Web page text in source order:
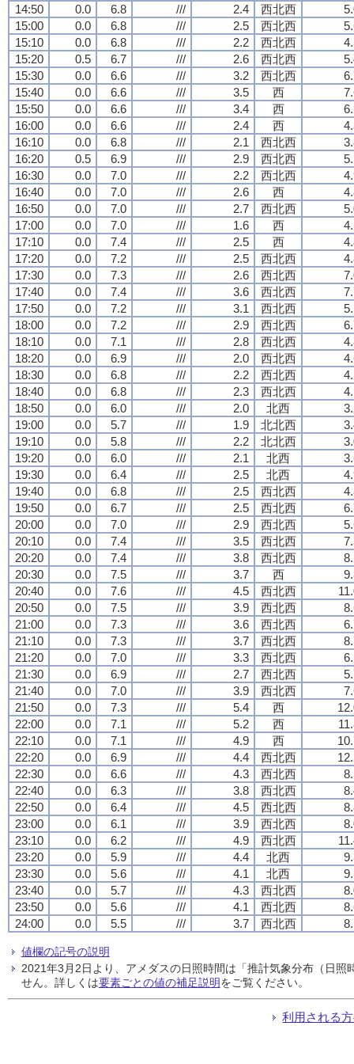
14:50 0.0 6.8 /// 2.4 西北西
15:00
0.0 6.8 /// 2.5 西北西
15:10
0.0 6.8 /// 2.2 西北西
15:20
0.5 6.7 /// 2.6 西北西
15:30
0.0 6.6 /// 3.2 西北西
15:40
0.0 6.6 /// 3.5 西
15:50
0.0 6.6 /// 3.4 西
16:00
0.0 6.6 /// 2.4 西
16:10
0.0 6.8 /// 2.1 西北西
16:20
0.5 6.9 /// 2.9 西北西
16:30
0.0 7.0 /// 2.2 西北西
16:40
0.0 7.0 /// 2.6 西
16:50
0.0 7.0 /// 2.7 西北西
17:00
0.0 7.0 /// 1.6 西
17:10
0.0 7.4 /// 2.5 西
17:20
0.0 7.2 /// 2.5 西北西
17:30
0.0 7.3 /// 2.6 西北西
17:40
0.0 7.4 /// 3.6 西北西
17:50
0.0 7.2 /// 3.1 西北西
18:00
0.0 7.2 /// 2.9 西北西
18:10
0.0 7.1 /// 2.8 西北西
18:20
0.0 6.9 /// 2.0 西北西
18:30
0.0 6.8 /// 2.2 西北西
18:40
0.0 6.8 /// 2.3 西北西
18:50
0.0 6.0 /// 2.0 北西
19:00
0.0 5.7 /// 1.9 北北西
19:10
0.0 5.8 /// 2.2 北北西
19:20
0.0 6.0 /// 2.1 北西
19:30
0.0 6.4 /// 2.5 北西
19:40
0.0 6.8 /// 2.5 西北西
19:50
0.0 6.7 /// 2.5 西北西
20:00
0.0 7.0 /// 2.9 西北西
20:10
0.0 7.4 /// 3.5 西北西
20:20
0.0 7.4 /// 3.8 西北西
20:30
0.0 7.5 /// 3.7 西
20:40
0.0 7.6 /// 4.5 西北西
20:50
0.0 7.5 /// 3.9 西北西
21:00
0.0 7.3 /// 3.6 西北西
21:10
0.0 7.3 /// 3.7 西北西
21:20
0.0 7.0 /// 3.3 西北西
21:30
0.0 6.9 /// 2.7 西北西
21:40
0.0 7.0 /// 3.9 西北西
21:50
0.0 7.3 /// 5.4 西
22:00
0.0 7.1 /// 5.2 西
22:10
0.0 7.1 /// 4.9 西
22:20
0.0 6.9 /// 4.4 西北西
22:30
0.0 6.6 /// 4.3 西北西
22:40
0.0 6.3 /// 3.8 西北西
22:50
0.0 6.4 /// 4.5 西北西
23:00
0.0 6.1 /// 3.9 西北西
23:10
0.0 6.2 /// 4.9 西北西
23:20
0.0 5.9 /// 4.4 北西
23:30
0.0 5.6 /// 4.1 北西
23:40
0.0 5.7 /// 4.3 西北西
23:50
0.0 5.6 /// 4.1 西北西
24:00
0.0 5.5 /// 3.7 西北西
値欄の記号の説明
2021年3月2日より、アメダスの日照時間は「推計気象分布（日
せん。詳しくは要素ごとの値の補足説明をご覧ください。
利用される